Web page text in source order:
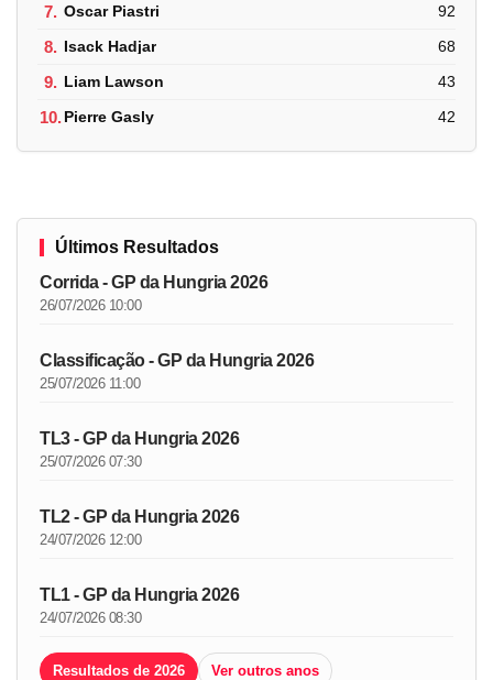
7. Oscar Piastri 92
8. Isack Hadjar 68
9. Liam Lawson 43
10.Pierre Gasly 42
Últimos Resultados
Corrida - GP da Hungria 2026
26/07/2026 10:00
Classificação - GP da Hungria 2026
25/07/2026 11:00
TL3 - GP da Hungria 2026
25/07/2026 07:30
TL2 - GP da Hungria 2026
24/07/2026 12:00
TL1 - GP da Hungria 2026
24/07/2026 08:30
Resultados de 2026 Ver outros anos